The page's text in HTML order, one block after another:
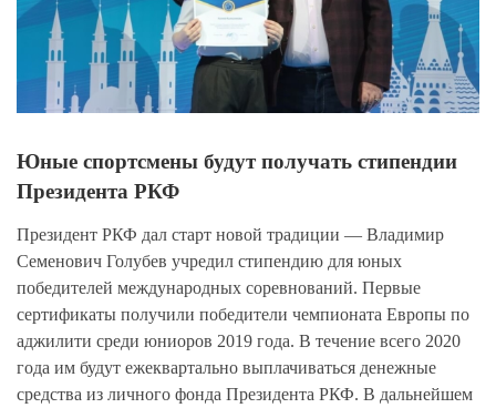
Юные спортсмены будут получать стипендии
Президента РКФ
Президент РКФ дал старт новой традиции — Владимир
Семенович Голубев учредил стипендию для юных
победителей международных соревнований. Первые
сертификаты получили победители чемпионата Европы по
аджилити среди юниоров 2019 года. В течение всего 2020
года им будут ежеквартально выплачиваться денежные
средства из личного фонда Президента РКФ. В дальнейшем